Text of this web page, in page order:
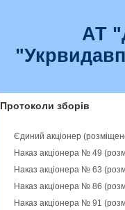
АТ
Протоколи зборів
Єдиний акціонер
Наказ акціонера № 49
Наказ акціонера № 63
Наказ акціонера № 86
Наказ акціонера № 91